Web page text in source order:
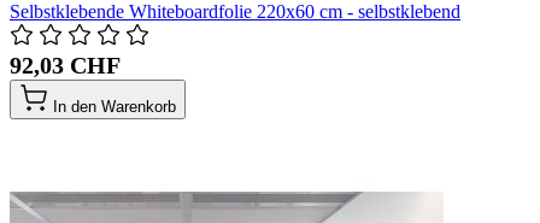
Selbstklebende Whiteboardfolie 220x60 cm - selbstklebend
92,03 CHF
In den Warenkorb